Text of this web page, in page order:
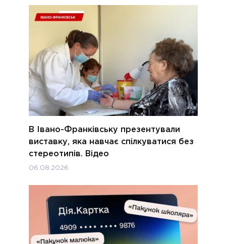
В Івано-Франківську презентували
виставку, яка навчає спілкуватися без
стереотипів. Відео
06.08.2026